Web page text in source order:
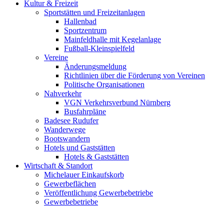
Kultur & Freizeit
Sportstätten und Freizeitanlagen
Hallenbad
Sportzentrum
Mainfeldhalle mit Kegelanlage
Fußball-Kleinspielfeld
Vereine
Änderungsmeldung
Richtlinien über die Förderung von Vereinen
Politische Organisationen
Nahverkehr
VGN Verkehrsverbund Nürnberg
Busfahrpläne
Badesee Rudufer
Wanderwege
Bootswandern
Hotels und Gaststätten
Hotels & Gaststätten
Wirtschaft & Standort
Michelauer Einkaufskorb
Gewerbeflächen
Veröffentlichung Gewerbebetriebe
Gewerbebetriebe